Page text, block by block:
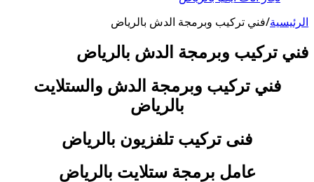
الرئيسية/فني تركيب وبرمجة الدش بالرياض
فني تركيب وبرمجة الدش بالرياض
فني تركيب وبرمجة الدش والستلايت
بالرياض
فنى تركيب تلفزيون بالرياض
عامل برمجة ستلايت بالرياض